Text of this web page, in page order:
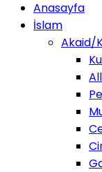
Anasayfa
İslam
Akaid/